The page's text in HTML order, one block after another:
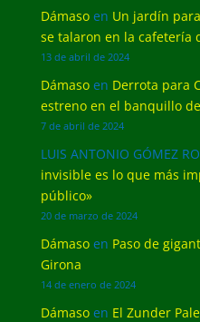
Dámasoen Un jardín
se talaron en la cafetería
13 de abril de 2024
Dámasoen Derrota para
estreno en el banquillo
7 de abril de 2024
LUIS ANTONIO GÓMEZ
invisible es lo que más
público»
20 de marzo de 2024
Dámasoen Paso de
Girona
14 de enero de 2024
Dámasoen El Zunder